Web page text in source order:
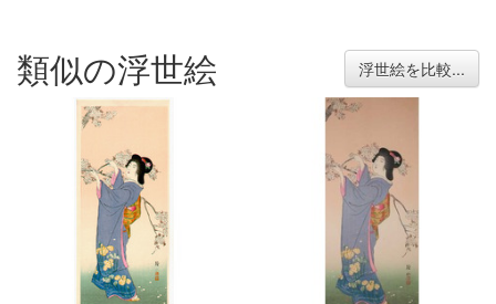
類似の浮世絵 浮世絵を比較...